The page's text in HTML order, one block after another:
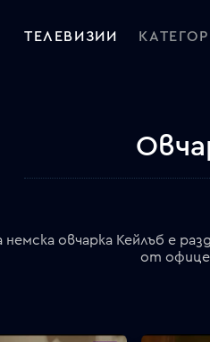
ТЕЛЕВИЗИИ
овчарка Кейлъб е
от